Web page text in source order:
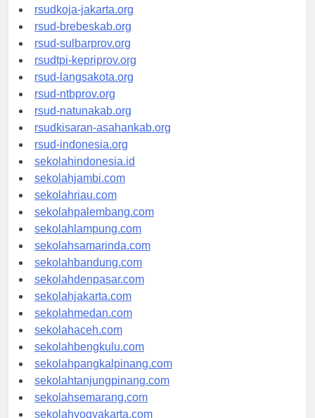
rsudkoja-jakarta.org
rsud-brebeskab.org
rsud-sulbarprov.org
rsudtpi-kepriprov.org
rsud-langsakota.org
rsud-ntbprov.org
rsud-natunakab.org
rsudkisaran-asahankab.org
rsud-indonesia.org
sekolahindonesia.id
sekolahjambi.com
sekolahriau.com
sekolahpalembang.com
sekolahlampung.com
sekolahsamarinda.com
sekolahbandung.com
sekolahdenpasar.com
sekolahjakarta.com
sekolahmedan.com
sekolahaceh.com
sekolahbengkulu.com
sekolahpangkalpinang.com
sekolahtanjungpinang.com
sekolahsemarang.com
sekolahyogyakarta.com